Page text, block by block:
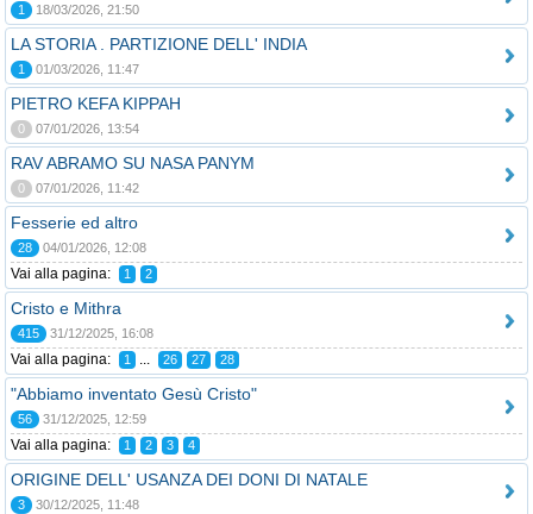
1 18/03/2026, 21:50
LA STORIA . PARTIZIONE DELL' INDIA
1 01/03/2026, 11:47
PIETRO KEFA KIPPAH
0 07/01/2026, 13:54
RAV ABRAMO SU NASA PANYM
0 07/01/2026, 11:42
Fesserie ed altro
28 04/01/2026, 12:08
Vai alla pagina: 1 2
Cristo e Mithra
415 31/12/2025, 16:08
Vai alla pagina: 1 ... 26 27 28
"Abbiamo inventato Gesù Cristo"
56 31/12/2025, 12:59
Vai alla pagina: 1 2 3 4
ORIGINE DELL' USANZA DEI DONI DI NATALE
3 30/12/2025, 11:48